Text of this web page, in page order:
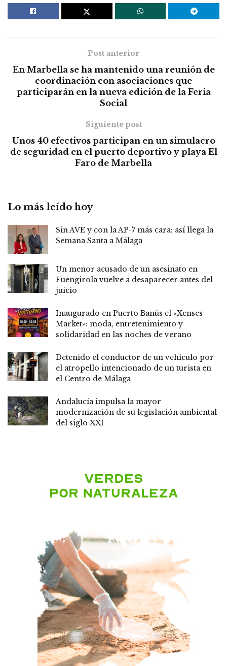
Post anterior
En Marbella se ha mantenido una reunión de
coordinación con asociaciones que
participarán en la nueva edición de la Feria
Social
Siguiente post
Unos 40 efectivos participan en un simulacro
de seguridad en el puerto deportivo y playa El
Faro de Marbella
Lo más leído hoy
Sin AVE y con la AP-7 más cara: así llega la
Semana Santa a Málaga
Un menor acusado de un asesinato en
Fuengirola vuelve a desaparecer antes del
juicio
Inaugurado en Puerto Banús el «Xenses
Market»: moda, entretenimiento y
solidaridad en las noches de verano
Detenido el conductor de un vehículo por
el atropello intencionado de un turista en
el Centro de Málaga
Andalucía impulsa la mayor
modernización de su legislación ambiental
del siglo XXI